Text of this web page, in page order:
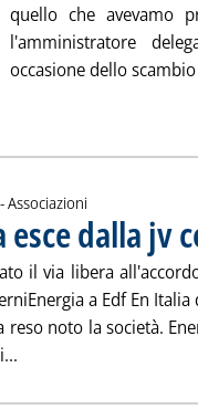
quello che avevamo
l'amministratore
occasione dello
Associazioni
dalla jv
il via libera
a Edf En
reso noto la società.
Leggi tutta la notizia: